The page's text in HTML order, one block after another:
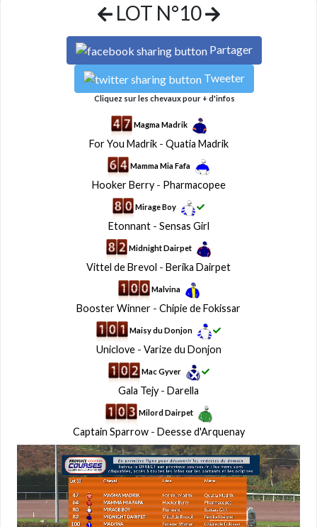
LOT N°10
Partager
Tweeter
Cliquez sur les chevaux pour + d'infos
Magma Madrik
For You Madrik- Quatia Madrik
Mamma Mia Fafa
Hooker Berry- Pharmacopee
Mirage Boy
Etonnant- Sensas Girl
Midnight Dairpet
Vittel de Brevol - Berika Dairpet
Malvina
Booster Winner - Chipie de Fokissar
Maisy du Donjon
Uniclove- Varize du Donjon
Mac Gyver
Gala Tejy - Darella
Milord Dairpet
Captain Sparrow- Deesse d'Arquenay